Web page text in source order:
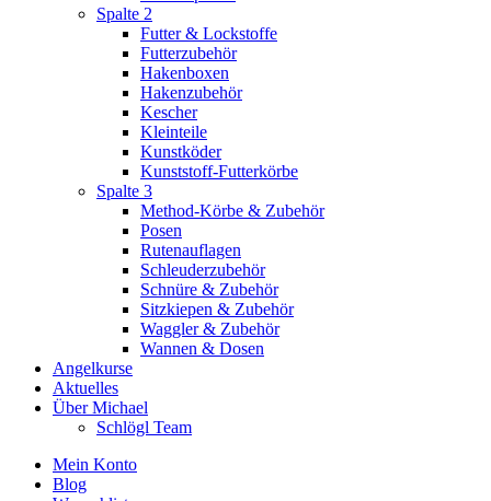
Spalte 2
Futter & Lockstoffe
Futterzubehör
Hakenboxen
Hakenzubehör
Kescher
Kleinteile
Kunstköder
Kunststoff-Futterkörbe
Spalte 3
Method-Körbe & Zubehör
Posen
Rutenauflagen
Schleuderzubehör
Schnüre & Zubehör
Sitzkiepen & Zubehör
Waggler & Zubehör
Wannen & Dosen
Angelkurse
Aktuelles
Über Michael
Schlögl Team
Mein Konto
Blog